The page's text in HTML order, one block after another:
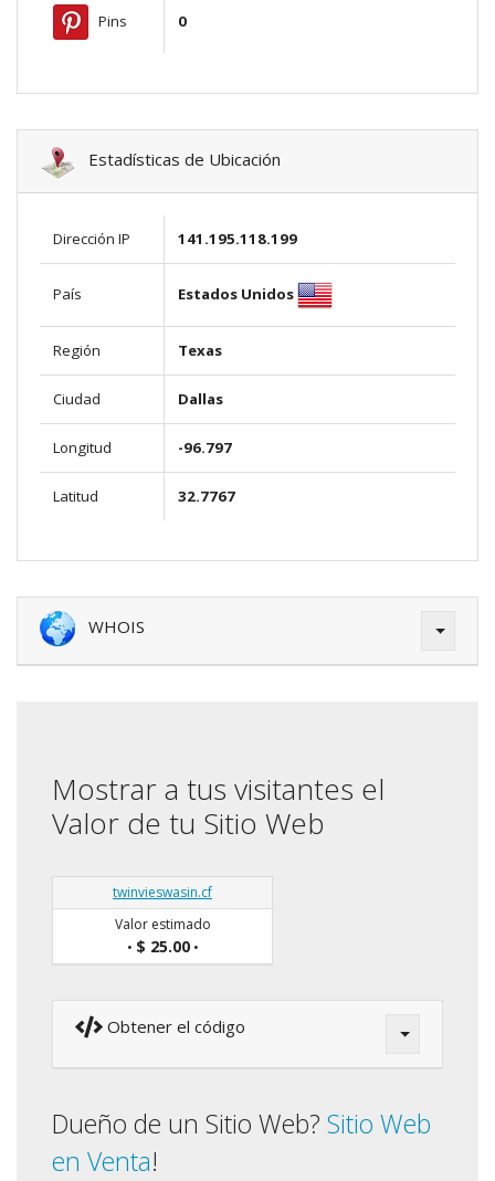
Pins 0
Estadísticas de Ubicación
Dirección IP 141.195.118.199
País Estados Unidos
Región Texas
Ciudad Dallas
Longitud -96.797
Latitud 32.7767
WHOIS
Mostrar a tus visitantes el
Valor de tu Sitio Web
twinvieswasin.cf
Valor estimado
• $ 25.00•
Obtener el código
Dueño de un Sitio Web? Sitio Web
en Venta!